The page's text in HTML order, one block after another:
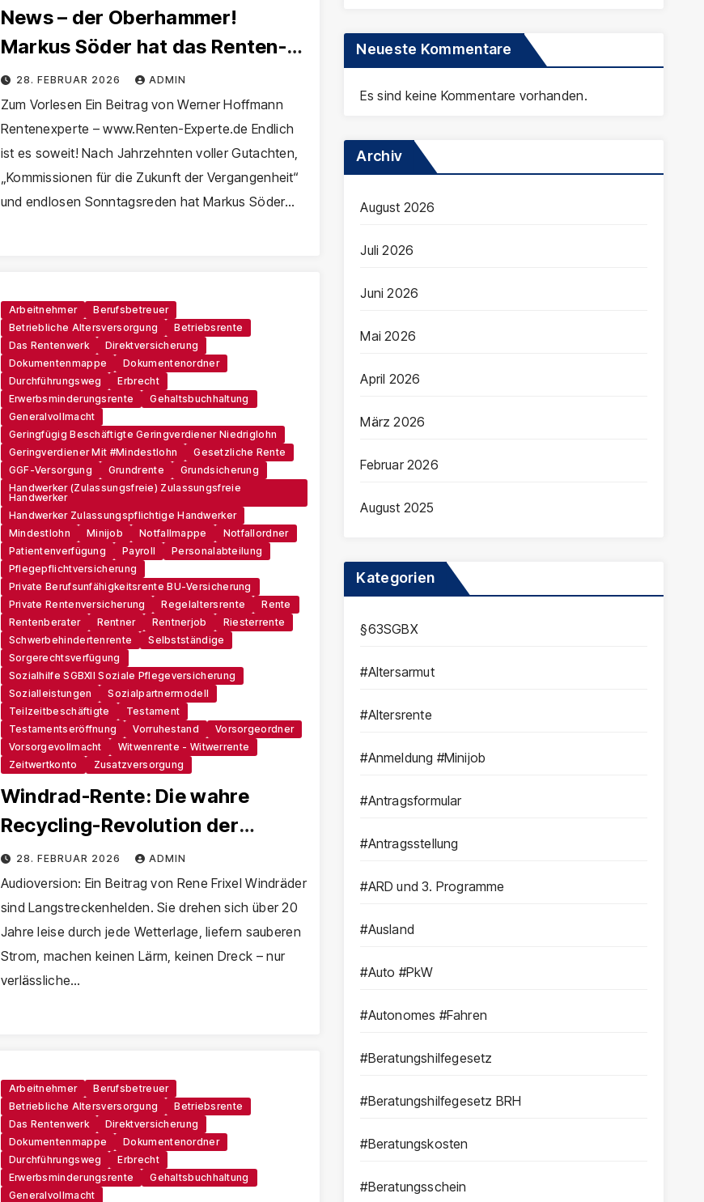
News – der Oberhammer!
Markus Söder hat das Renten-
und Pflegeproblem endgültig
gekillt!
28. FEBRUAR 2026 ADMIN
Zum Vorlesen Ein Beitrag von Werner Hoffmann
Rentenexperte – www.Renten-Experte.de Endlich
ist es soweit! Nach Jahrzehnten voller Gutachten,
„Kommissionen für die Zukunft der Vergangenheit“
und endlosen Sonntagsreden hat Markus Söder…
Arbeitnehmer
Berufsbetreuer
Betriebliche Altersversorgung
Betriebsrente
Das Rentenwerk
Direktversicherung
Dokumentenmappe
Dokumentenordner
Durchführungsweg
Erbrecht
Erwerbsminderungsrente
Gehaltsbuchhaltung
Generalvollmacht
Geringfügig Beschäftigte Geringverdiener Niedriglohn
Geringverdiener Mit #Mindestlohn
Gesetzliche Rente
GGF-Versorgung
Grundrente
Grundsicherung
Handwerker (zulassungsfreie) Zulassungsfreie
Handwerker
Handwerker Zulassungspflichtige Handwerker
Mindestlohn
Minijob Notfallmappe
Notfallordner
Patientenverfügung
Payroll
Personalabteilung
Pflegepflichtversicherung
Private Berufsunfähigkeitsrente BU-Versicherung
Private Rentenversicherung
Regelaltersrente
Rente
Rentenberater
Rentner Rentnerjob
Riesterrente
Schwerbehindertenrente
Selbstständige
Sorgerechtsverfügung
Sozialhilfe SGBXII Soziale Pflegeversicherung
Sozialleistungen
Sozialpartnermodell
Teilzeitbeschäftigte
Testament
Testamentseröffnung
Vorruhestand
Vorsorgeordner
Vorsorgevollmacht
Witwenrente - Witwerrente
Zeitwertkonto
Zusatzversorgung
Windrad-Rente: Die wahre
Recycling-Revolution der
Energiewende!
28. FEBRUAR 2026 ADMIN
Audioversion: Ein Beitrag von Rene Frixel Windräder
sind Langstreckenhelden. Sie drehen sich über 20
Jahre leise durch jede Wetterlage, liefern sauberen
Strom, machen keinen Lärm, keinen Dreck – nur
verlässliche…
Arbeitnehmer
Berufsbetreuer
Betriebliche Altersversorgung
Betriebsrente
Das Rentenwerk
Direktversicherung
Dokumentenmappe
Dokumentenordner
Durchführungsweg
Erbrecht
Erwerbsminderungsrente
Gehaltsbuchhaltung
Generalvollmacht
Neueste Kommentare
Es sind keine Kommentare vorhanden.
Archiv
August 2026
Juli 2026
Juni 2026
Mai 2026
April 2026
März 2026
Februar 2026
August 2025
Kategorien
§63SGBX
#Altersarmut
#Altersrente
#Anmeldung #Minijob
#Antragsformular
#Antragsstellung
#ARD und 3. Programme
#Ausland
#Auto #PkW
#Autonomes #Fahren
#Beratungshilfegesetz
#Beratungshilfegesetz BRH
#Beratungskosten
#Beratungsschein